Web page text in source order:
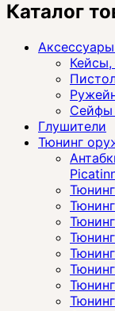
Каталог
Сейфы
Глушители
Тюнинг